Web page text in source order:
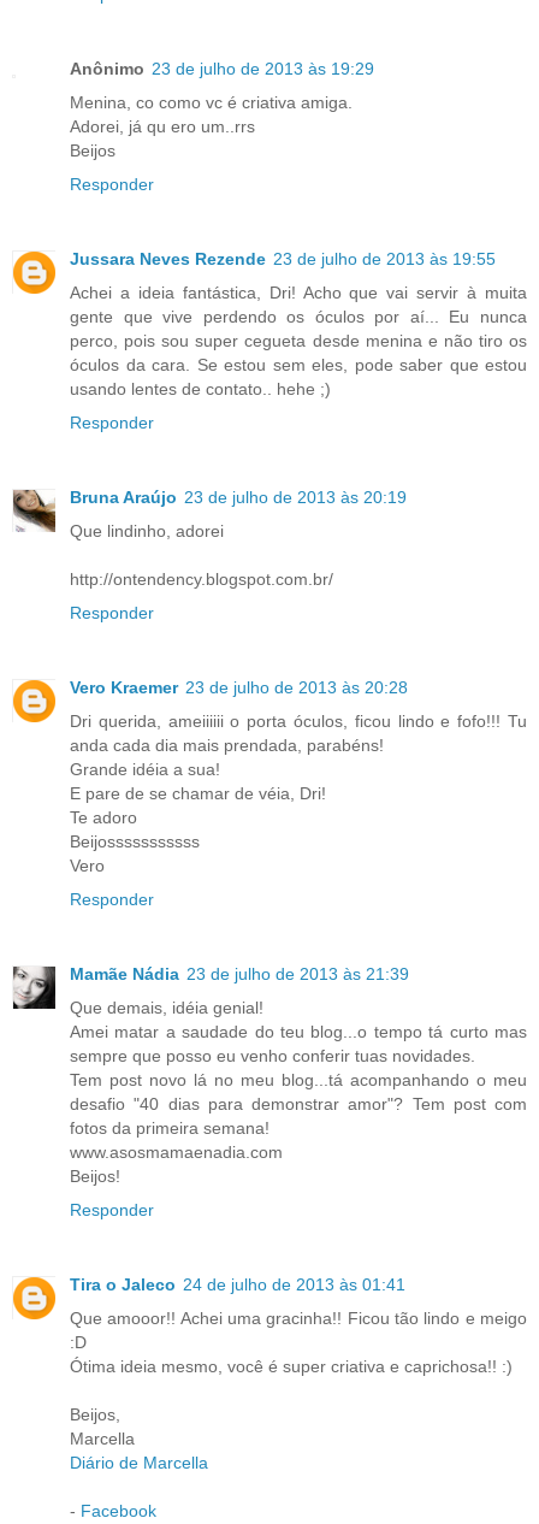
Anônimo 23 de julho de 2013 às 19:29
Menina, co como vc é criativa amiga.
Adorei, já qu ero um..rrs
Beijos
Responder
Jussara Neves Rezende 23 de julho de 2013 às 19:55
Achei a ideia fantástica, Dri! Acho que vai servir à muita
gente que vive perdendo os óculos por aí... Eu nunca
perco, pois sou super cegueta desde menina e não tiro os
óculos da cara. Se estou sem eles, pode saber que estou
usando lentes de contato.. hehe ;)
Responder
Bruna Araújo 23 de julho de 2013 às 20:19
Que lindinho, adorei
http://ontendency.blogspot.com.br/
Responder
Vero Kraemer 23 de julho de 2013 às 20:28
Dri querida, ameiiiiii o porta óculos, ficou lindo e fofo!!! Tu
anda cada dia mais prendada, parabéns!
Grande idéia a sua!
E pare de se chamar de véia, Dri!
Te adoro
Beijosssssssssss
Vero
Responder
Mamãe Nádia 23 de julho de 2013 às 21:39
Que demais, idéia genial!
Amei matar a saudade do teu blog...o tempo tá curto mas
sempre que posso eu venho conferir tuas novidades.
Tem post novo lá no meu blog...tá acompanhando o meu
desafio "40 dias para demonstrar amor"? Tem post com
fotos da primeira semana!
www.asosmamaenadia.com
Beijos!
Responder
Tira o Jaleco 24 de julho de 2013 às 01:41
Que amooor!! Achei uma gracinha!! Ficou tão lindo e meigo
:D
Ótima ideia mesmo, você é super criativa e caprichosa!! :)
Beijos,
Marcella
Diário de Marcella
- Facebook